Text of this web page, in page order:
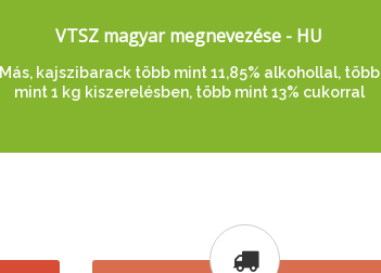
VTSZ magyar megnevezése - HU
Más, kajszibarack több mint 11,85% alkohollal, több
mint 1 kg kiszerelésben, több mint 13% cukorral